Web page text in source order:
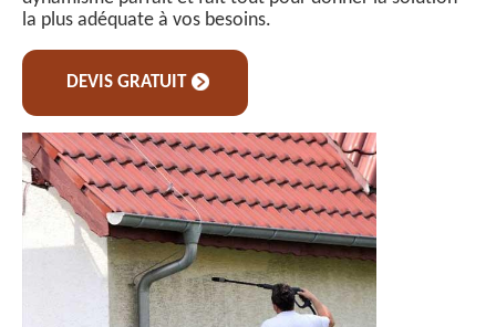
la plus adéquate à vos besoins.
DEVIS GRATUIT